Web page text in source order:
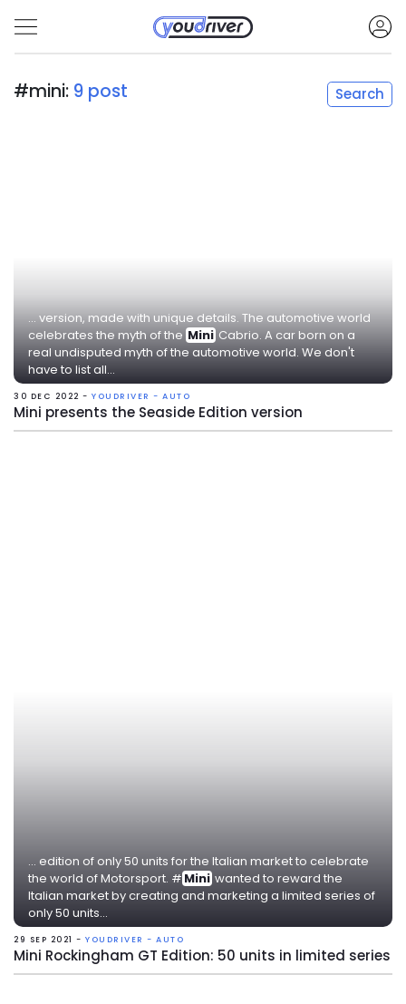
#mini: 9 post Search
... version, made with unique details. The automotive world
celebrates the myth of the Mini Cabrio. A car born on a
real undisputed myth of the automotive world. We don't
have to list all...
30 DEC 2022 - YOUDRIVER - AUTO
Mini presents the Seaside Edition version
... edition of only 50 units for the Italian market to celebrate
the world of Motorsport. # Mini wanted to reward the
Italian market by creating and marketing a limited series of
only 50 units...
29 SEP 2021 - YOUDRIVER - AUTO
Mini Rockingham GT Edition: 50 units in limited series